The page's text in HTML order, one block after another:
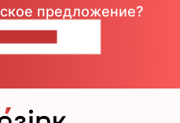
предложение?